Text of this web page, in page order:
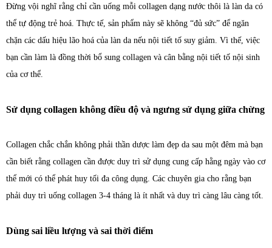
Đừng vội nghĩ rằng chỉ cần uống mỗi collagen dạng nước thôi là làn da có
thể tự động trẻ hoá. Thực tế, sản phẩm này sẽ không “đủ sức” để ngăn
chặn các dấu hiệu lão hoá của làn da nếu nội tiết tố suy giảm. Vì thế, việc
bạn cần làm là đồng thời bổ sung collagen và cân bằng nội tiết tố nội sinh
của cơ thể.
Sử dụng collagen không điều độ và ngưng sử dụng giữa chừng
Collagen chắc chắn không phải thần dược làm đẹp da sau một đêm mà bạn
cần biết rằng collagen cần được duy trì sử dụng cung cấp hằng ngày vào cơ
thể mới có thể phát huy tối đa công dụng. Các chuyên gia cho rằng bạn
phải duy trì uống collagen 3-4 tháng là ít nhất và duy trì càng lâu càng tốt.
Dùng sai liều lượng và sai thời điểm